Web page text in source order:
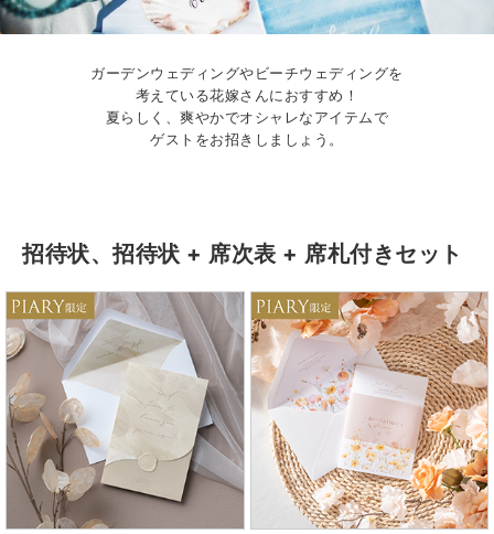
ガーデンウェディングやビーチウェディングを
考えている花嫁さんにおすすめ！
夏らしく、爽やかでオシャレなアイテムで
ゲストをお招きしましょう。
招待状、招待状 + 席次表 + 席札付きセット